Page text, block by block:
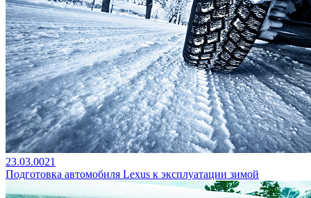
23.03.0021
Подготовка автомобиля Lexus к эксплуатации зимой